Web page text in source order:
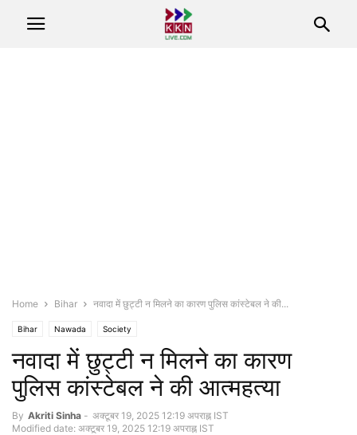
Home Bihar नवादा में छुट्टी न मिलने का कारण पुलिस कांस्टेबल ने की...
Bihar Nawada Society
नवादा में छुट्टी न मिलने का कारण
पुलिस कांस्टेबल ने की आत्महत्या
By Akriti Sinha - अक्टूबर 19, 2025 12:19 अपराह्न IST
Modified date: अक्टूबर 19, 2025 12:19 अपराह्न IST